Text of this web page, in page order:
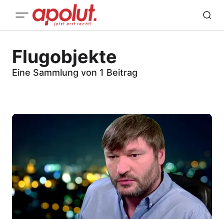
Flugobjekte
Eine Sammlung von 1 Beitrag